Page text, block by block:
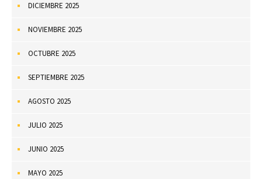
DICIEMBRE 2025
NOVIEMBRE 2025
OCTUBRE 2025
SEPTIEMBRE 2025
AGOSTO 2025
JULIO 2025
JUNIO 2025
MAYO 2025